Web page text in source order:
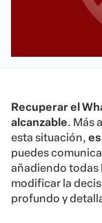
Recuperar el
alcanzable. Más
esta situación,
puedes
añadiendo todas
modificar la
profundo y